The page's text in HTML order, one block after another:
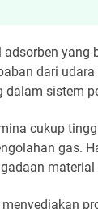
yang
dari
sistem
cukup
gas.
material